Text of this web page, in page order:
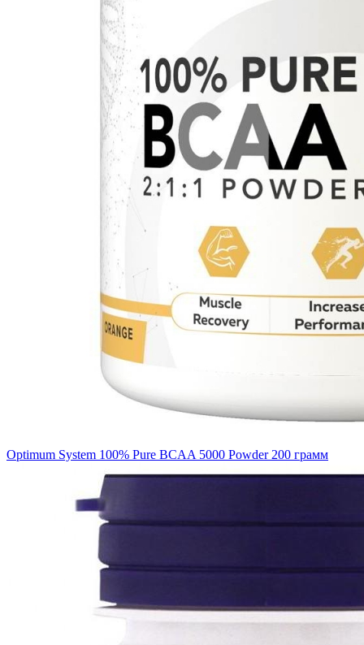
Optimum System 100% Pure BCAA 5000 Powder 200 грамм